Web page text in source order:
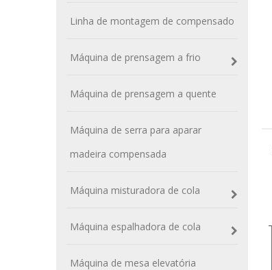
Linha de montagem de compensado
Máquina de prensagem a frio
Máquina de prensagem a quente
Máquina de serra para aparar
madeira compensada
Máquina misturadora de cola
Máquina espalhadora de cola
Máquina de mesa elevatória